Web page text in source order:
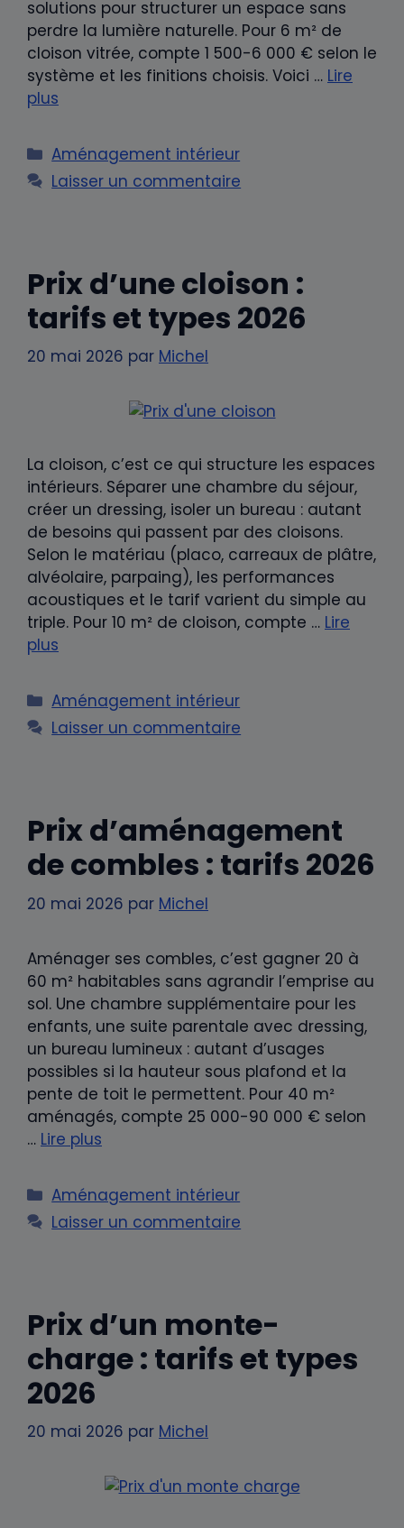
solutions pour structurer un espace sans
perdre la lumière naturelle. Pour 6 m² de
cloison vitrée, compte 1 500-6 000 € selon le
système et les finitions choisis. Voici … Lire
plus
Catégories
Aménagement intérieur
Laisser un commentaire
Prix d’une cloison :
tarifs et types 2026
20 mai 2026 par Michel
La cloison, c’est ce qui structure les espaces
intérieurs. Séparer une chambre du séjour,
créer un dressing, isoler un bureau : autant
de besoins qui passent par des cloisons.
Selon le matériau (placo, carreaux de plâtre,
alvéolaire, parpaing), les performances
acoustiques et le tarif varient du simple au
triple. Pour 10 m² de cloison, compte … Lire
plus
Catégories
Aménagement intérieur
Laisser un commentaire
Prix d’aménagement
de combles : tarifs 2026
20 mai 2026 par Michel
Aménager ses combles, c’est gagner 20 à
60 m² habitables sans agrandir l’emprise au
sol. Une chambre supplémentaire pour les
enfants, une suite parentale avec dressing,
un bureau lumineux : autant d’usages
possibles si la hauteur sous plafond et la
pente de toit le permettent. Pour 40 m²
aménagés, compte 25 000-90 000 € selon
… Lire plus
Catégories
Aménagement intérieur
Laisser un commentaire
Prix d’un monte-
charge : tarifs et types
2026
20 mai 2026 par Michel